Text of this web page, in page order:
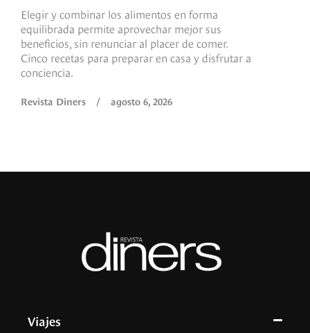
Elegir y combinar los alimentos en forma
equilibrada permite aprovechar mejor sus
beneficios, sin renunciar al placer de comer.
Cinco recetas para preparar en casa y disfrutar a
conciencia.
Revista Diners / agosto 6, 2026
Viajes